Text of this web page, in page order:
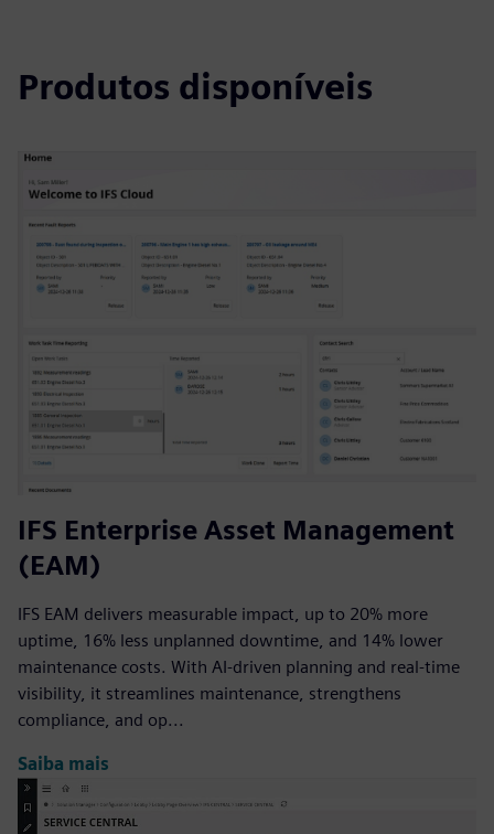
Produtos disponíveis
IFS Enterprise Asset Management
(EAM)
IFS EAM delivers measurable impact, up to 20% more
uptime, 16% less unplanned downtime, and 14% lower
maintenance costs. With AI-driven planning and real-time
visibility, it streamlines maintenance, strengthens
compliance, and op...
Saiba mais